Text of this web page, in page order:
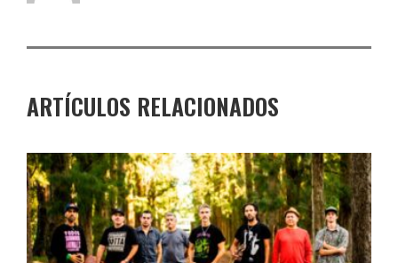
ARTÍCULOS RELACIONADOS